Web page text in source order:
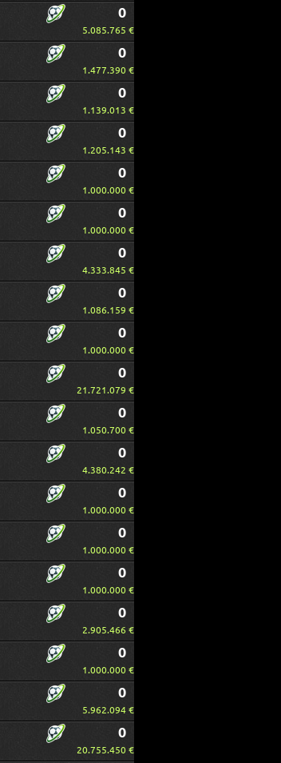
0
5.085.765 €
0
1.477.390 €
0
1.139.013 €
0
1.205.143 €
0
1.000.000 €
0
1.000.000 €
0
4.333.845 €
0
1.086.159 €
0
1.000.000 €
0
21.721.079 €
0
1.050.700 €
0
4.380.242 €
0
1.000.000 €
0
1.000.000 €
0
1.000.000 €
0
2.905.466 €
0
1.000.000 €
0
5.962.094 €
0
20.755.450 €